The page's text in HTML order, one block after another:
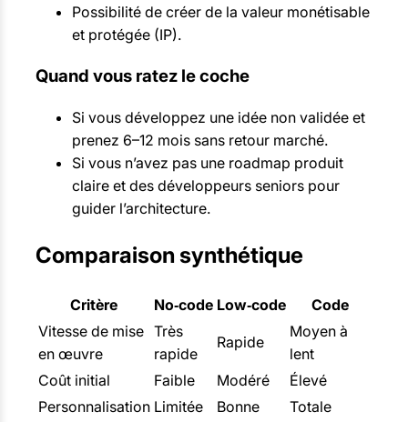
Possibilité de créer de la valeur monétisable
et protégée (IP).
Quand vous ratez le coche
Si vous développez une idée non validée et
prenez 6–12 mois sans retour marché.
Si vous n’avez pas une roadmap produit
claire et des développeurs seniors pour
guider l’architecture.
Comparaison synthétique
Critère No‑code Low‑code
Code
Vitesse de mise
en œuvre
Très
rapide
Rapide
Moyen à
lent
Coût initial
Faible Modéré
Élevé
Personnalisation Limitée Bonne
Totale